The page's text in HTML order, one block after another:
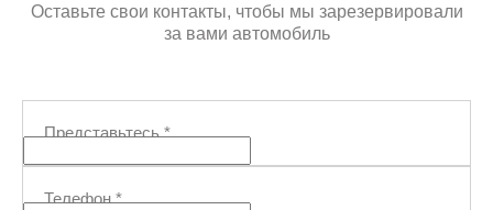
Оставьте свои контакты, чтобы мы зарезервировали
за вами автомобиль
Представьтесь*
Телефон*